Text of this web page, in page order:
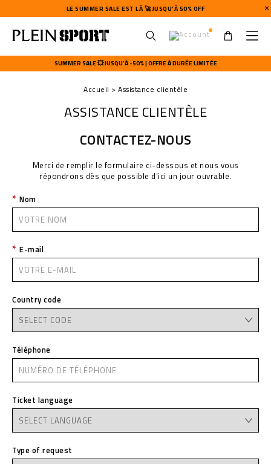
LE SUMMER SALE EST LÀ 🚀 JUSQU’À 50% OFF
s
e
m
e
n
SUMMER SALE 💥 JUSQU’À -50% | OFFRE À DURÉE LIMITÉE
Accueil Assistance clientèle
ASSISTANCE CLIENTÈLE
CONTACTEZ-NOUS
Merci de remplir le formulaire ci-dessous et nous vous
répondrons dès que possible d'ici un jour ouvrable.
Nom
E-mail
Country code
Téléphone
Ticket language
Type of request